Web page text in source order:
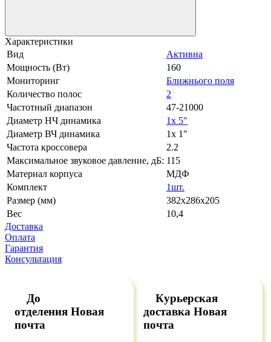
Характеристики
Вид
Активна
Мощность (Вт)
160
Мониторинг
Ближнього поля
Количество полос
2
Частотный диапазон
47-21000
Диаметр НЧ динамика
1x 5"
Диаметр ВЧ динамика
1x 1"
Частота кроссовера
2.2
Максимальное звуковое давление, дБ: 115
Материал корпуса
МДФ
Комплект
1шт.
Размер (мм)
382x286x205
Вес
10,4
Доставка
Оплата
Гарантия
Консультация
До
отделения Новая
почта
Курьерская
доставка Новая
почта